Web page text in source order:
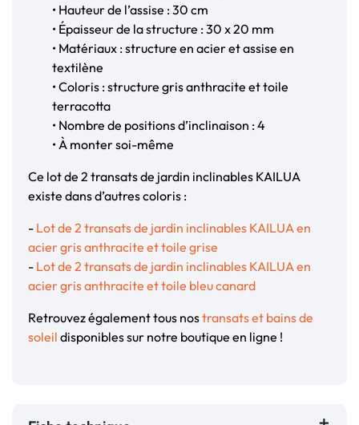
• Hauteur de l’assise : 30 cm
• Épaisseur de la structure : 30 x 20 mm
• Matériaux : structure en acier et assise en
textilène
• Coloris : structure gris anthracite et toile
terracotta
• Nombre de positions d’inclinaison : 4
• À monter soi-même
Ce lot de 2 transats de jardin inclinables KAILUA
existe dans d’autres coloris :
- Lot de 2 transats de jardin inclinables KAILUA en
acier gris anthracite et toile grise
- Lot de 2 transats de jardin inclinables KAILUA en
acier gris anthracite et toile bleu canard
Retrouvez également tous nostransats et bains de
soleil disponibles sur notre boutique en ligne !